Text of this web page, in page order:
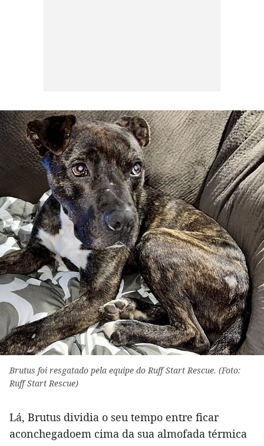
Brutus foi resgatado pela equipe do Ruff Start Rescue. (Foto:
Ruff Start Rescue)
Lá, Brutus dividia o seu tempo entre ficar
aconchegadoem cima da sua almofada térmica